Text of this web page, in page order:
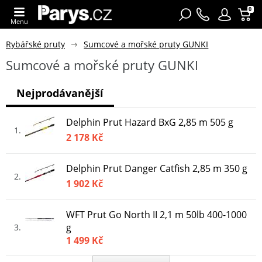
0
Menu
Rybářské pruty Sumcové a mořské pruty GUNKI
Sumcové a mořské pruty GUNKI
1
Delphin Prut Hazard BxG 2,85 m 505 g
2 178 Kč
2
Delphin Prut Danger Catfish 2,85 m 350 g
1 902 Kč
3
WFT Prut Go North II 2,1 m 50lb 400-1000
g
1 499 Kč
Nejprodávanější